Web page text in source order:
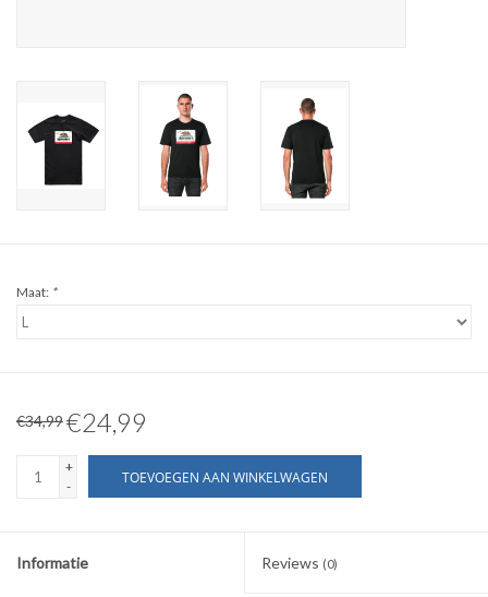
Maat: *
€34,99€24,99
+
-
TOEVOEGEN AAN WINKELWAGEN
Informatie Reviews (0)